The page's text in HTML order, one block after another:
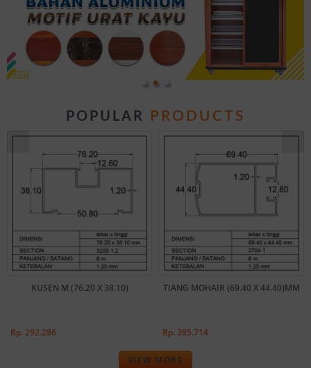
POPULAR PRODUCTS
KUSEN M (76.20 X 38.10)
Rp. 292.286
TIANG MOHAIR (69.40 X 44.40)MM
Rp. 385.714
VIEW MORE